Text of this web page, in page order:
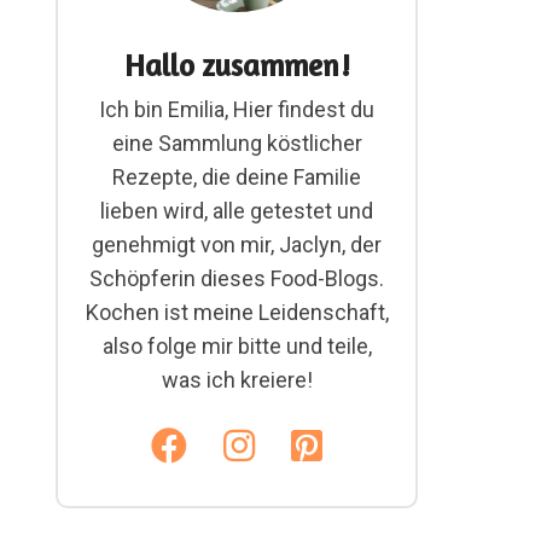
Hallo zusammen!
Ich bin Emilia, Hier findest du
eine Sammlung köstlicher
Rezepte, die deine Familie
lieben wird, alle getestet und
genehmigt von mir, Jaclyn, der
Schöpferin dieses Food-Blogs.
Kochen ist meine Leidenschaft,
also folge mir bitte und teile,
was ich kreiere!